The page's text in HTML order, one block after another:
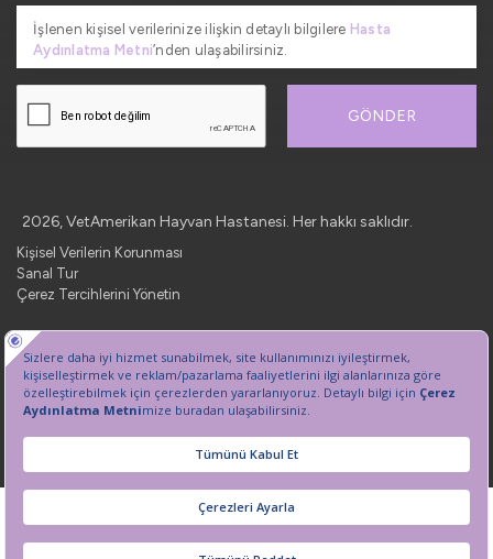
İşlenen kişisel verilerinize ilişkin detaylı bilgilere Hasta
Aydınlatma Metni’nden ulaşabilirsiniz.
GÖNDER
2026, VetAmerikan Hayvan Hastanesi. Her hakkı saklıdır.
Kişisel Verilerin Korunması
Sanal Tur
Çerez Tercihlerini Yönetin